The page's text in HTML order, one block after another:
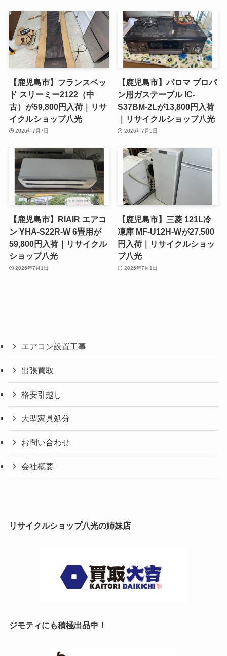
【鹿児島市】フランスベッ
ド スリーミー2122（中
古）が59,800円入荷｜リサ
イクルショップ八光
2026年7月7日
【鹿児島市】パロマ プロパ
ン用ガステーブル IC-
S37BM-2Lが13,800円入荷
｜リサイクルショップ八光
2026年7月5日
【鹿児島市】RIAIR エアコ
ン YHA-S22R-W 6畳用が
59,800円入荷｜リサイクル
ショップ八光
2026年7月1日
【鹿児島市】三菱 121L冷
凍庫 MF-U12H-Wが27,500
円入荷｜リサイクルショッ
プ八光
2026年7月1日
エアコン設置工事
出張買取
格安引越し
大型家具処分
お問い合わせ
会社概要
リサイクルショップ八光の姉妹店
ジモティにも積極出品中！